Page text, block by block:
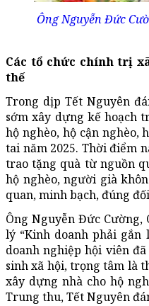
Ông Nguyễn Đức
Các tổ chức chính trị
thế
Trong dịp Tết Nguyên
sớm xây dựng kế hoạch
hộ nghèo, hộ cận nghèo,
tai năm 2025. Thời điểm
trao tặng quà từ nguồn
hộ nghèo, người già
quan, minh bạch, đúng
Ông Nguyễn Đức
lý “Kinh doanh phải
doanh nghiệp hội viên
sinh xã hội, trọng tâm là
xây dựng nhà cho hộ
Trung thu, Tết Nguyên